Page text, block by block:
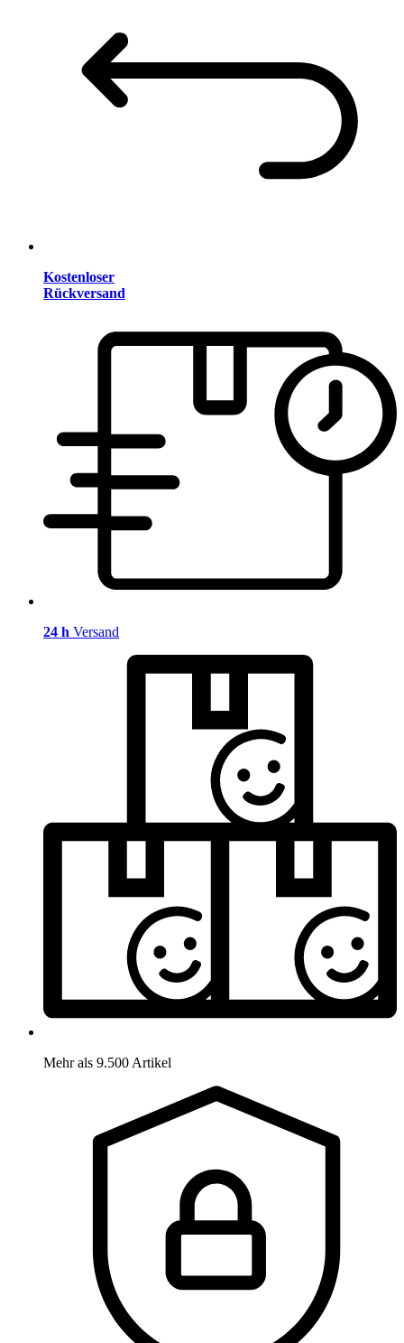
Kostenloser
Rückversand
24 h Versand
Mehr als 9.500 Artikel